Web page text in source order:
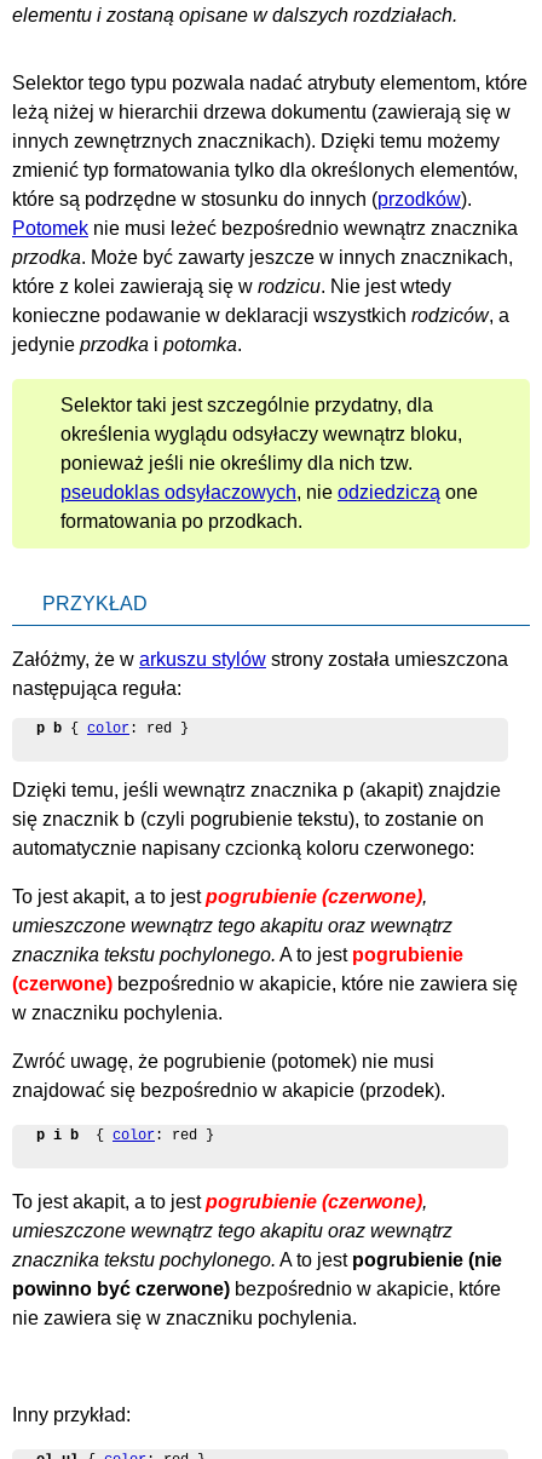
elementu i zostaną opisane w dalszych rozdziałach.
Selektor tego typu pozwala nadać atrybuty elementom, które
leżą niżej w hierarchii drzewa dokumentu (zawierają się w
innych zewnętrznych znacznikach). Dzięki temu możemy
zmienić typ formatowania tylko dla określonych elementów,
które są podrzędne w stosunku do innych (przodków).
Potomek nie musi leżeć bezpośrednio wewnątrz znacznika
przodka. Może być zawarty jeszcze w innych znacznikach,
które z kolei zawierają się w rodzicu. Nie jest wtedy
konieczne podawanie w deklaracji wszystkich rodziców, a
jedynie przodka i potomka.
Selektor taki jest szczególnie przydatny, dla
określenia wyglądu odsyłaczy wewnątrz bloku,
ponieważ jeśli nie określimy dla nich tzw.
pseudoklas odsyłaczowych, nie odziedziczą one
formatowania po przodkach.
PRZYKŁAD
Załóżmy, że w arkuszu stylów strony została umieszczona
następująca reguła:
p b { color : red }
Dzięki temu, jeśli wewnątrz znacznika p (akapit) znajdzie
się znacznik b (czyli pogrubienie tekstu), to zostanie on
automatycznie napisany czcionką koloru czerwonego:
To jest akapit, a to jestpogrubienie (czerwone),
umieszczone wewnątrz tego akapitu oraz wewnątrz
znacznika tekstu pochylonego. A to jest pogrubienie
(czerwone) bezpośrednio w akapicie, które nie zawiera się
w znaczniku pochylenia.
Zwróć uwagę, że pogrubienie (potomek) nie musi
znajdować się bezpośrednio w akapicie (przodek).
p i b { color : red }
To jest akapit, a to jestpogrubienie (czerwone),
umieszczone wewnątrz tego akapitu oraz wewnątrz
znacznika tekstu pochylonego. A to jest pogrubienie (nie
powinno być czerwone) bezpośrednio w akapicie, które
nie zawiera się w znaczniku pochylenia.
Inny przykład: